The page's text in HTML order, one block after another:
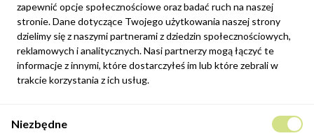
Newsletter
Możesz zrezygnować w każdej chwili. W tym celu należy odnaleźć
szczegóły w naszej informacji prawnej.
Zapisz się
internetowego.
zapewnić opcje społecznościowe oraz badać ruch na naszej
stronie. Dane dotyczące Twojego użytkowania naszej strony
dzielimy się z naszymi partnerami z dziedzin społecznościowych,
reklamowych i analitycznych. Nasi partnerzy mogą łączyć te
informacje z innymi, które dostarczyłeś im lub które zebrali w
trakcie korzystania z ich usług.
Niezbędne